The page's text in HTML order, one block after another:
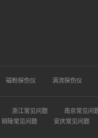
磁粉探伤仪 涡流探伤仪
浙江常见问题 南京常见问
铜陵常见问题 安庆常见问题